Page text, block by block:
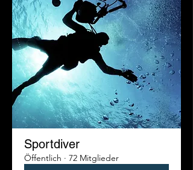
Sportdiver
Öffentlich · 72 Mitglieder